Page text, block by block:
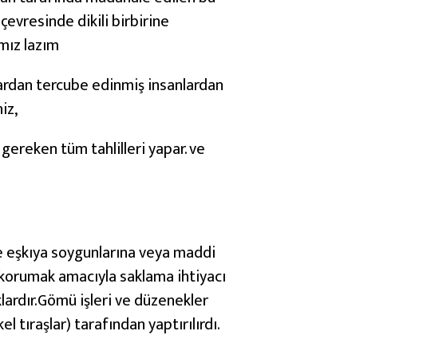
dikili birbirine
lazım
tercube edinmiş insanlardan
tüm tahlilleri yapar. ve
soygunlarına veya maddi
amacıyla saklama ihtiyacı
işleri ve düzenekler
tarafından yaptırılırdı.